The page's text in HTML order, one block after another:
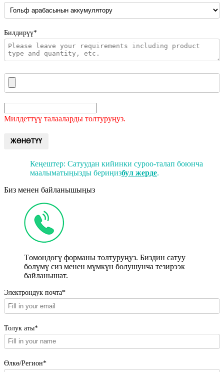
Билдирүү*
Милдеттүү талааларды толтуруңуз.
ЖӨНӨТҮҮ
Кеңештер: Сатуудан кийинки суроо-талап боюнча
маалыматыңызды бериңизбул жерде.
Биз менен байланышыңыз
Төмөндөгү форманы толтуруңуз. Биздин сатуу
бөлүмү сиз менен мүмкүн болушунча тезирээк
байланышат.
Электрондук почта*
Толук аты*
Өлкө/Регион*